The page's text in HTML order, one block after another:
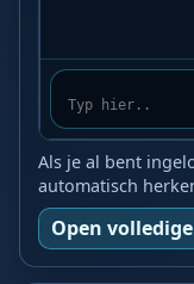
Als je al bent
automatisch
Open